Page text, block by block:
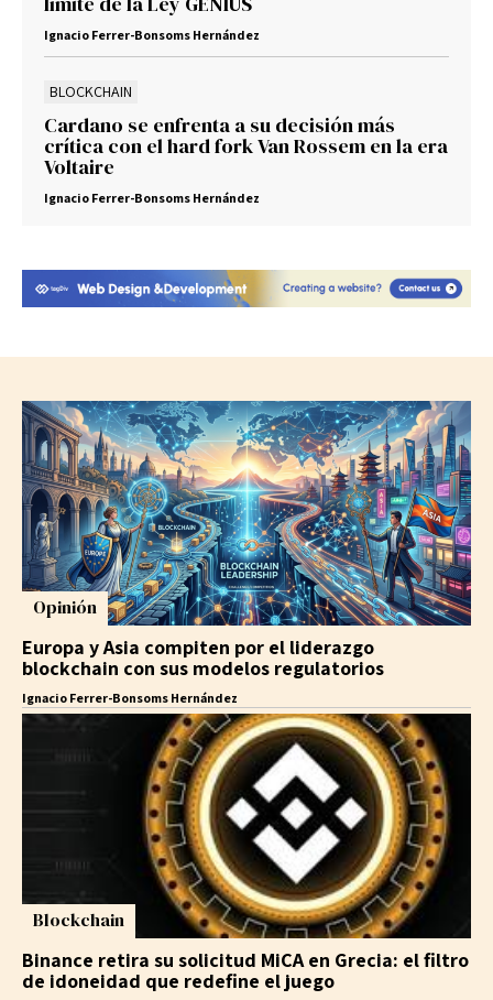
Ignacio Ferrer-Bonsoms Hernández
BLOCKCHAIN
Cardano se enfrenta a su decisión más
crítica con el hard fork Van Rossem en la era
Voltaire
Ignacio Ferrer-Bonsoms Hernández
Opinión
Europa y Asia compiten por el liderazgo
blockchain con sus modelos regulatorios
Ignacio Ferrer-Bonsoms Hernández
Blockchain
Binance retira su solicitud MiCA en Grecia: el filtro
de idoneidad que redefine el juego